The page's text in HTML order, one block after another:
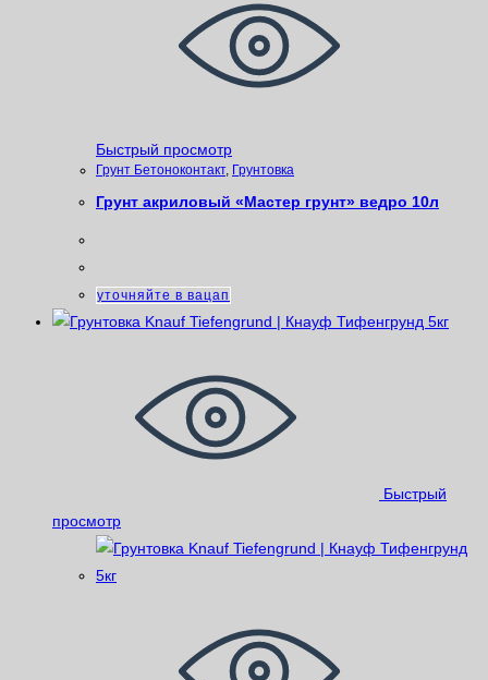
Быстрый просмотр
Грунт Бетоноконтакт, Грунтовка
Грунт акриловый «Мастер грунт» ведро 10л
уточняйте в вацап
Быстрый
просмотр